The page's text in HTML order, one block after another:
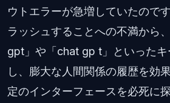
ウトエラーが急増していたので
ラッシュすることへの不満から
gpt」や「chat gp t」といったキ
し、膨大な人間関係の履歴を効
定のインターフェースを必死に